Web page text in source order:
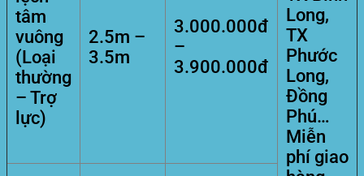
Long,
TX
Phước
Long,
Đồng
Phú…
Miễn
phí giao
tâm
vuông
(Loại
thường
– Trợ
lực)
2.5m –
3.5m
3.000.000đ
–
3.900.000đ